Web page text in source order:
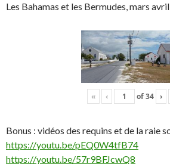
Les Bahamas et les Bermudes, mars
« ‹ of34 ›
Bonus : vidéos des requins et de la raie
https://youtu.be/pEQ0W4tfB74
https://youtu.be/57r9BFJcwQ8